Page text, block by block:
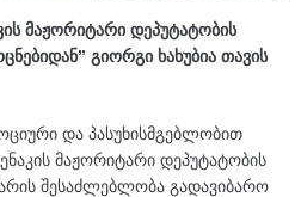
მაჟორიტარი დეპუტატობის
გიორგი ხახუბია თავის
და პასუხისმგებლობით
მაჟორიტარი დეპუტატობის
შესაძლებლობა გადავიბარო